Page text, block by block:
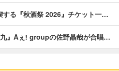
する『秋酒祭 2026』チケット一…
九』Aぇ! groupの佐野晶哉が合唱…